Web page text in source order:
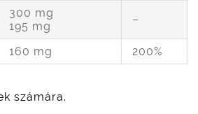
300 mg
195 mg
–
160 mg 200%
számára.